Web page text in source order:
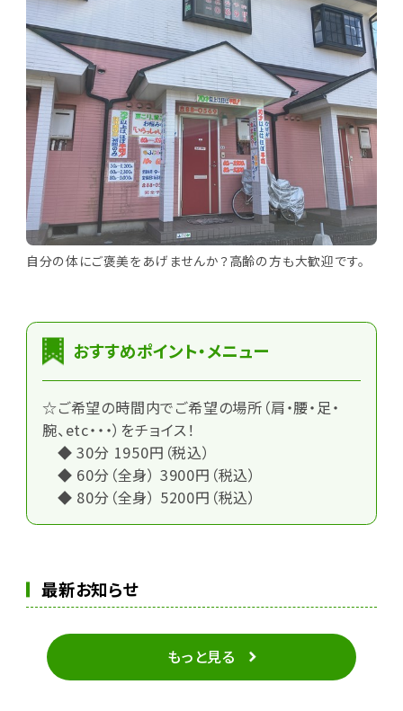
自分の体にご褒美をあげませんか？高齢の方も大歓迎です。
おすすめポイント・メニュー
☆ご希望の時間内でご希望の場所（肩・腰・足・
腕、etc・・・）をチョイス！
◆ 30分 1950円（税込）
◆ 60分（全身） 3900円（税込）
◆ 80分（全身） 5200円（税込）
最新お知らせ
もっと見る